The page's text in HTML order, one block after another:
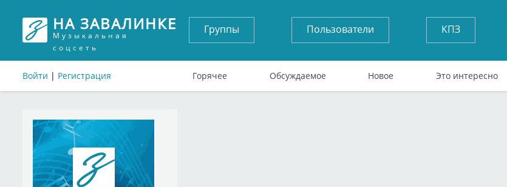
НА ЗАВАЛИНКЕ
Музыкальная
соцсеть
Войти | Регистрация
Группы Пользователи КПЗ
Горячее Обсуждаемое Новое Это интересно